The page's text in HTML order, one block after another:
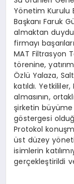
Yönetim Kurulu
Başkanı Faruk
almaktan
firmayı
MAT Filtrasyon
törenine,
Özlü Yalaza,
katıldı.
almasının,
şirketin
göstergesi
Protokol
üst düzey
isimlerin
gerçekleştirildi